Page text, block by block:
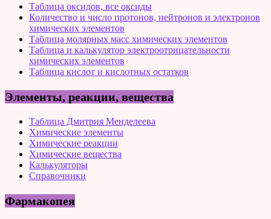
Таблица оксидов, все оксиды
Количество и число протонов, нейтронов и электронов
химических элементов
Таблица молярных масс химических элементов
Таблица и калькулятор электроотрицательности
химических элементов
Таблица кислот и кислотных остатков
Элементы, реакции, вещества
Таблица Дмитрия Менделеева
Химические элементы
Химические реакции
Химические вещества
Калькуляторы
Справочники
Фармакопея